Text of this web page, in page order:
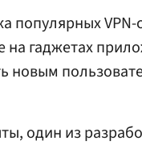
популярных VPN-
на гаджетах
новым
один из